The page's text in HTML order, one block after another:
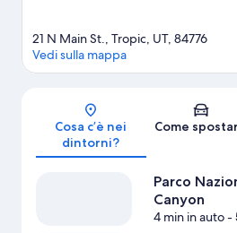
Mappa
21 N Main St., Tropic, UT, 84776
Vedi sulla mappa
Cosa c’è nei
dintorni?
Come
Parco
Canyon
4 min in auto-